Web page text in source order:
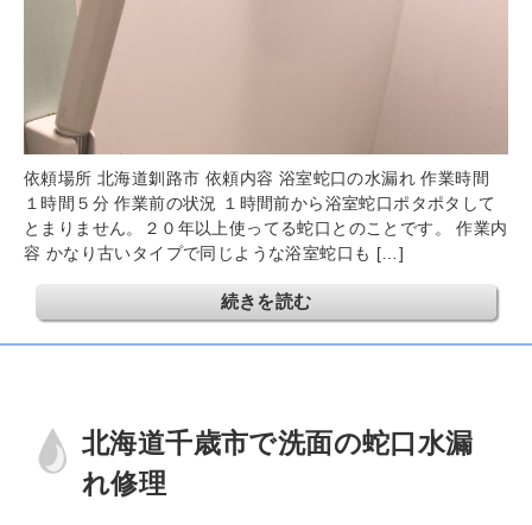
依頼場所 北海道釧路市 依頼内容 浴室蛇口の水漏れ 作業時間
１時間５分 作業前の状況 １時間前から浴室蛇口ポタポタして
とまりません。２０年以上使ってる蛇口とのことです。 作業内
容 かなり古いタイプで同じような浴室蛇口も […]
続きを読む
北海道千歳市で洗面の蛇口水漏
れ修理